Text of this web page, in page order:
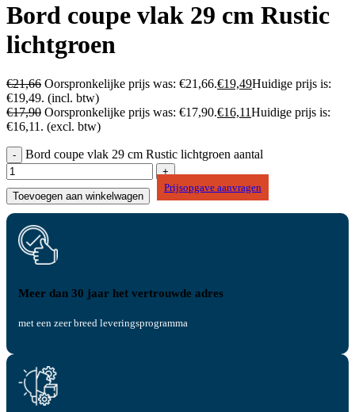
Bord coupe vlak 29 cm Rustic
lichtgroen
€21,66 Oorspronkelijke prijs was: €21,66.€19,49Huidige prijs is:
€19,49. (incl. btw)
€17,90 Oorspronkelijke prijs was: €17,90.€16,11Huidige prijs is:
€16,11. (excl. btw)
Bord coupe vlak 29 cm Rustic lichtgroen aantal
Toevoegen aan winkelwagen
Prijsopgave aanvragen
Meer dan 30 jaar het vertrouwde adres
met een zeer breed leveringsprogramma